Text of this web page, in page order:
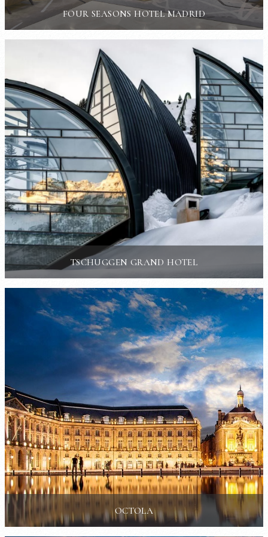
FOUR SEASONS HOTEL MADRID
TSCHUGGEN GRAND HOTEL
OCTOLA